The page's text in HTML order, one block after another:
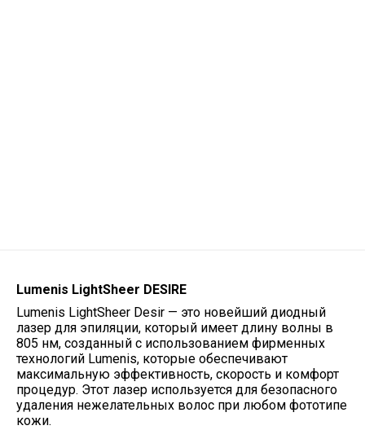
Lumenis LightSheer DESIRE
Lumenis LightSheer Desir — это новейший диодный
лазер для эпиляции, который имеет длину волны в
805 нм, созданный с использованием фирменных
технологий Lumenis, которые обеспечивают
максимальную эффективность, скорость и комфорт
процедур. Этот лазер используется для безопасного
удаления нежелательных волос при любом фототипе
кожи.